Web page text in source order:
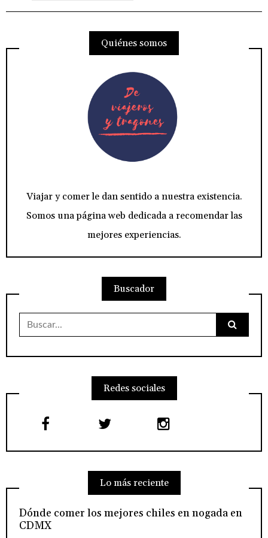
Quiénes somos
Viajar y comer le dan sentido a nuestra existencia.
Somos una página web dedicada a recomendar las
mejores experiencias.
Buscador
Redes sociales
Lo más reciente
Dónde comer los mejores chiles en nogada en
CDMX